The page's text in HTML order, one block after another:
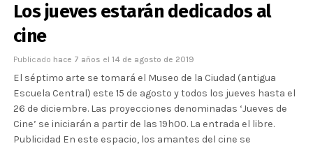
Los jueves estarán dedicados al
cine
Publicado hace 7 años el 14 de agosto de 2019
El séptimo arte se tomará el Museo de la Ciudad (antigua
Escuela Central) este 15 de agosto y todos los jueves hasta el
26 de diciembre. Las proyecciones denominadas ‘Jueves de
Cine’ se iniciarán a partir de las 19h00. La entrada el libre.
Publicidad En este espacio, los amantes del cine se